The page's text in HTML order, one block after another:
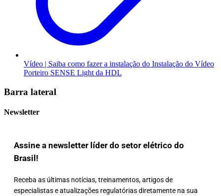
Vídeo | Saiba como fazer a instalação do Instalação do Vídeo
Porteiro SENSE Light da HDL
Barra lateral
Newsletter
Assine a newsletter líder do setor elétrico do
Brasil!
Receba as últimas notícias, treinamentos, artigos de
especialistas e atualizações regulatórias diretamente na sua